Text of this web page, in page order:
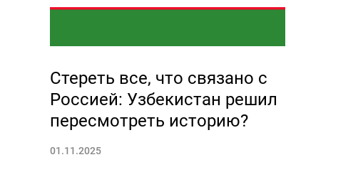
Стереть все, что связано с
Россией: Узбекистан решил
пересмотреть историю?
01.11.2025